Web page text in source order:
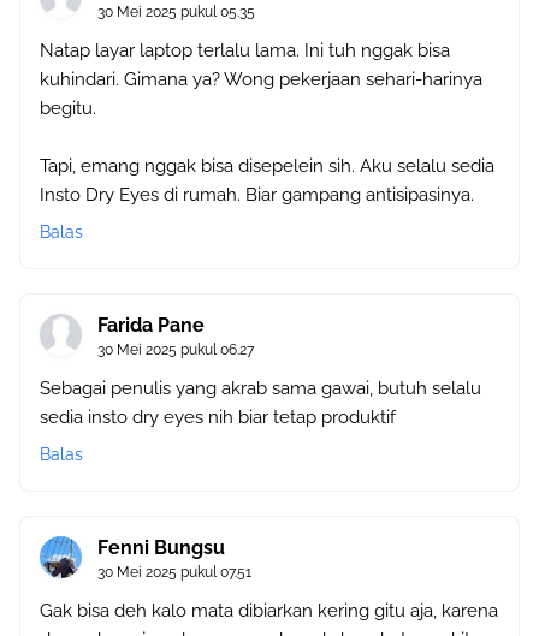
30 Mei 2025 pukul 05.35
Natap layar laptop terlalu lama. Ini tuh nggak bisa
kuhindari. Gimana ya? Wong pekerjaan sehari-harinya
begitu.
Tapi, emang nggak bisa disepelein sih. Aku selalu sedia
Insto Dry Eyes di rumah. Biar gampang antisipasinya.
Balas
Farida Pane
30 Mei 2025 pukul 06.27
Sebagai penulis yang akrab sama gawai, butuh selalu
sedia insto dry eyes nih biar tetap produktif
Balas
Fenni Bungsu
30 Mei 2025 pukul 07.51
Gak bisa deh kalo mata dibiarkan kering gitu aja, karena